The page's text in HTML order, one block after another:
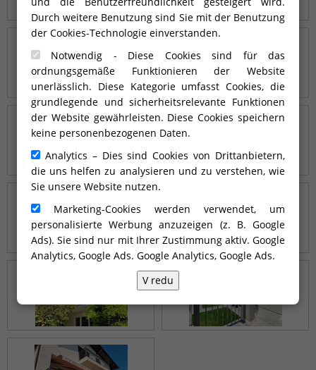
Durch weitere Benutzung sind Sie mit der Benutzung
der Cookies-Technologie einverstanden.
Notwendig - Diese Cookies sind für das
ordnungsgemäße Funktionieren der Website
unerlässlich. Diese Kategorie umfasst Cookies, die
grundlegende und sicherheitsrelevante Funktionen
der Website gewährleisten. Diese Cookies speichern
keine personenbezogenen Daten.
Analytics – Dies sind Cookies von Drittanbietern,
die uns helfen zu analysieren und zu verstehen, wie
Sie unsere Website nutzen.
Marketing-Cookies werden verwendet, um
personalisierte Werbung anzuzeigen (z. B. Google
Ads). Sie sind nur mit Ihrer Zustimmung aktiv. Google
Analytics, Google Ads. Google Analytics, Google Ads.
V redu